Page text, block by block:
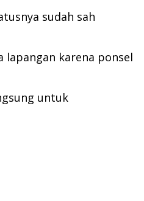
sudah sah
karena ponsel
untuk